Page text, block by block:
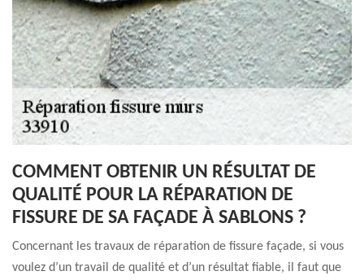
COMMENT OBTENIR UN RÉSULTAT DE
QUALITÉ POUR LA RÉPARATION DE
FISSURE DE SA FAÇADE À SABLONS ?
Concernant les travaux de réparation de fissure façade, si vous
voulez d’un travail de qualité et d’un résultat fiable, il faut que